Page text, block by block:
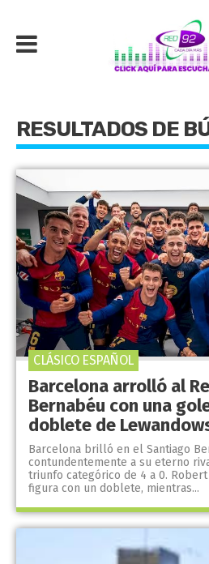
RESULTADOS DE
Barcelona arrolló al
Bernabéu con una
doblete de
Barcelona brilló en el Santiago
contundentemente a su eterno
triunfo categórico de 4 a 0.
figura con un doblete, mientras...
CLÁSICO ESPAÑOL